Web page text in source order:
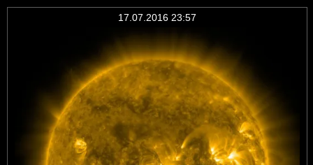
17.07.2016 23:57